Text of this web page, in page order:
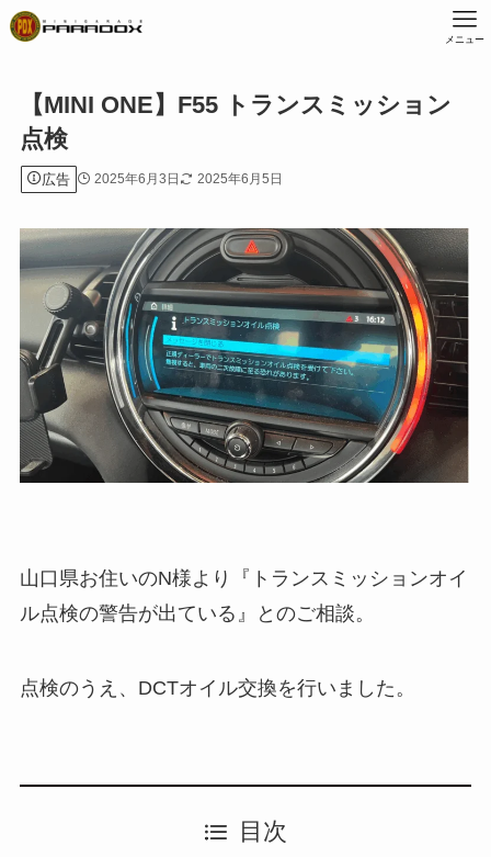
メニュー
【MINI ONE】F55 トランスミッション
点検
広告 2025年6月3日 2025年6月5日
山口県お住いのN様より『トランスミッションオイ
ル点検の警告が出ている』とのご相談。
点検のうえ、DCTオイル交換を行いました。
目次